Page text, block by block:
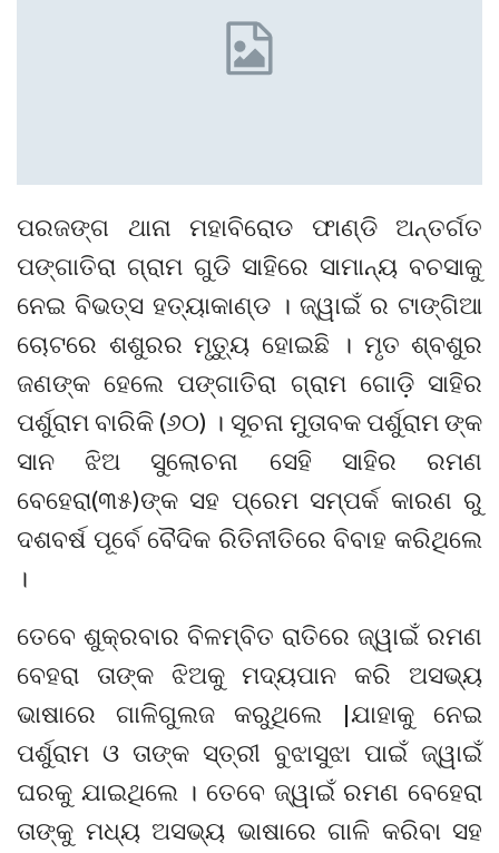
ପରଜଙ୍ଗ ଥାନା ମହାବିରୋଡ ଫାଣ୍ଡି ଅନ୍ତର୍ଗତ
ପଙ୍ଗାତିରା ଗ୍ରାମ ଗୁଡି ସାହିରେ ସାମାନ୍ୟ ବଚସାକୁ
ନେଇ ବିଭତ୍ସ ହତ୍ୟାକାଣ୍ଡ । ଜ୍ୱାଇଁ ର ଟାଙ୍ଗିଆ
ଚୋଟରେ ଶଶୁରର ମୃତ୍ୟୁ ହୋଇଛି । ମୃତ ଶ୍ବଶୁର
ଜଣଙ୍କ ହେଲେ ପଙ୍ଗାତିରା ଗ୍ରାମ ଗୋଡ଼ି ସାହିର
ପର୍ଶୁରାମ ବାରିକି (୬୦) । ସୂଚନା ମୁତାବକ ପର୍ଶୁରାମ ଙ୍କ
ସାନ ଝିଅ ସୁଲୋଚନା ସେହି ସାହିର ରମଣ
ବେହେରା(୩୫)ଙ୍କ ସହ ପ୍ରେମ ସମ୍ପର୍କ କାରଣ ରୁ
ଦଶବର୍ଷ ପୂର୍ବେ ବୈଦିକ ରିତିନୀତିରେ ବିବାହ କରିଥିଲେ
।
ତେବେ ଶୁକ୍ରବାର ବିଳମ୍ବିତ ରାତିରେ ଜ୍ୱାଇଁ ରମଣ
ବେହରା ତାଙ୍କ ଝିଅକୁ ମଦ୍ୟପାନ କରି ଅସଭ୍ୟ
ଭାଷାରେ ଗାଳିଗୁଲଜ କରୁଥିଲେ |ଯାହାକୁ ନେଇ
ପର୍ଶୁରାମ ଓ ତାଙ୍କ ସ୍ତ୍ରୀ ବୁଝାସୁଝା ପାଇଁ ଜ୍ୱାଇଁ
ଘରକୁ ଯାଇଥିଲେ । ତେବେ ଜ୍ୱାଇଁ ରମଣ ବେହେରା
ତାଙ୍କୁ ମଧ୍ୟ ଅସଭ୍ୟ ଭାଷାରେ ଗାଳି କରିବା ସହ